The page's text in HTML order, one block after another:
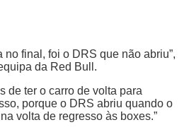
no final, foi o DRS que não abriu”,
da Red Bull.
de ter o carro de volta para
porque o DRS abriu quando o
volta de regresso às boxes.”